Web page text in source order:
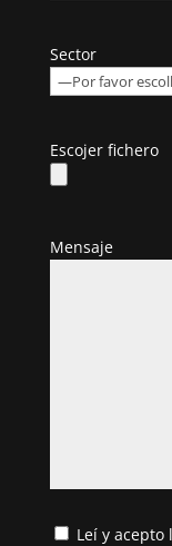
Sector
Escojer fichero
Mensaje
Leí y acepto